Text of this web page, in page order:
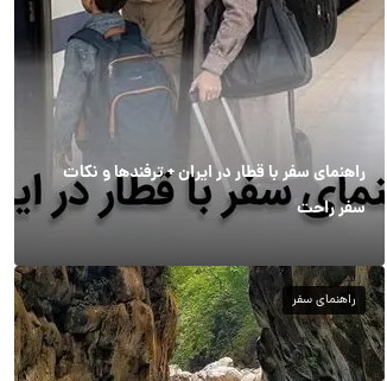
راهنمای سفر با قطار در ایران + ترفندها و نکات
سفر راحت
راهنمای سفر